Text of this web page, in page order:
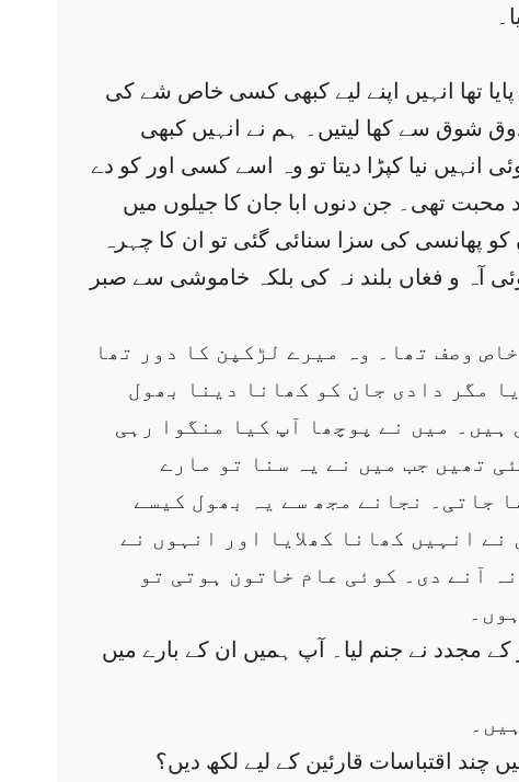
نہایت فقیرانہ مزاج پایا تھا انہیں اپنے لیے کبھی کسی خاص شے کی
شوق سے کھا لیتیں۔ ہم نے انہیں کبھی
انہیں نیا کپڑا دیتا تو وہ اسے کسی اور کو دے
محبت تھی۔ جن دنوں ابا جان کا جیلوں میں
کو پھانسی کی سزا سنائی گئی تو ان کا چہرہ
آہ و فغاں بلند نہ کی بلکہ خاموشی سے صبر
وصف تھا۔ وہ میرے لڑکپن کا دور تھا
مگر دادی جان کو کھانا دینا بھول
میں نے پوچھا آپ کیا منگوا رہی
تھیں جب میں نے یہ سنا تو مارے
جاتی۔ نجانے مجھ سے یہ بھول کیسے
انہیں کھانا کھلایا اور انہوں نے
آنے دی۔ کوئی عام خاتون ہوتی تو
مجدد نے جنم لیا۔ آپ ہمیں ان کے بارے میں
چند اقتباسات قارئین کے لیے لکھ دیں؟